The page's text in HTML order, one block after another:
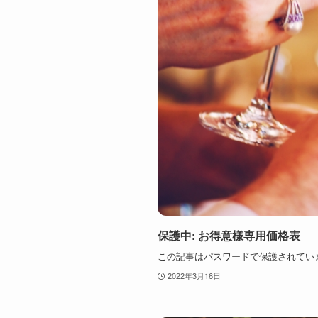
保護中: お得意様専用価格表
この記事はパスワードで保護されてい
2022年3月16日